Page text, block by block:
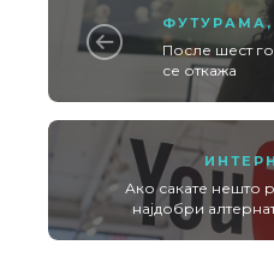
ФУТУРАМА,
После шест
се откажа
Ако сакате нешто
најдобри